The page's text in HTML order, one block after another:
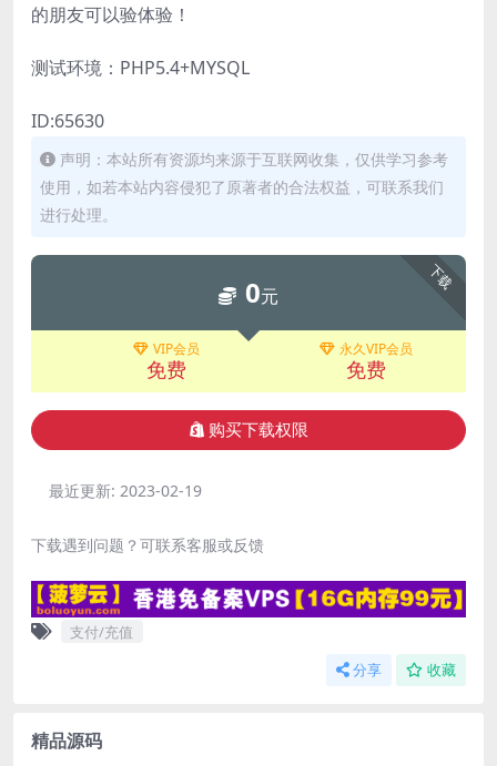
的朋友可以验体验！
测试环境：PHP5.4+MYSQL
ID:65630
声明：本站所有资源均来源于互联网收集，仅供学习参考
使用，如若本站内容侵犯了原著者的合法权益，可联系我们
进行处理。
下载
0元
VIP会员
免费
永久VIP会员
免费
购买下载权限
最近更新: 2023-02-19
下载遇到问题？可联系客服或反馈
支付/充值
分享 收藏
精品源码